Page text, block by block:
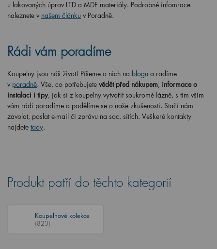
u lakovaných úprav LTD a MDF materiály. Podrobné infomrace
naleznete v našem článku v Poradně.
Rádi vám poradíme
Koupelny jsou náš život! Píšeme o nich na blogu a radíme
v poradně. Vše, co potřebujete vědět před nákupem, informace o
instalaci i tipy, jak si z koupelny vytvořit soukromé lázně, s tím vším
vám rádi poradíme a podělíme se o naše zkušenosti. Stačí nám
zavolat, poslat e-mail či zprávu na soc. sítích. Veškeré kontakty
najdete tady.
Produkt patří do těchto kategorií
Koupelnové kolekce
(823)